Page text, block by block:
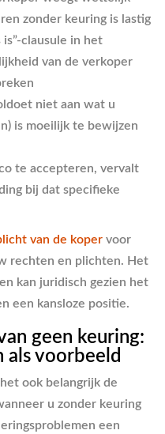
zonder keuring is lastig
is”-clausule in het
van de verkoper
niet aan wat u
is moeilijk te bewijzen
te accepteren, vervalt
bij dat specifieke
van de koper voor
rechten en plichten. Het
kan juridisch gezien het
een kansloze positie.
geen keuring:
als voorbeeld
ook belangrijk de
u zonder keuring
een